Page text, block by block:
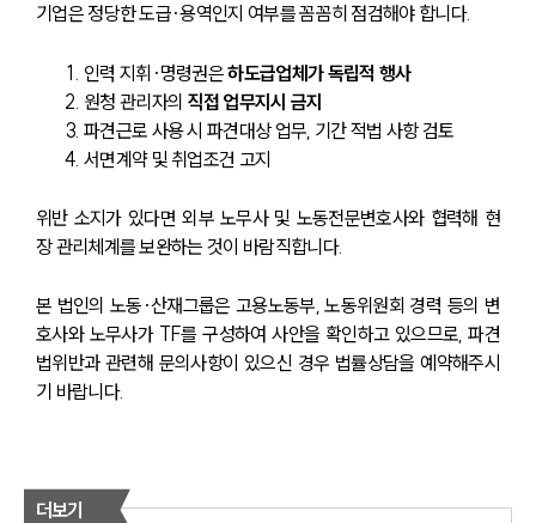
기업은 정당한 도급·용역인지 여부를 꼼꼼히 점검해야 합니다.
인력 지휘·명령권은 하도급업체가 독립적 행사
원청 관리자의 직접 업무지시 금지
파견근로 사용 시 파견대상 업무, 기간 적법 사항 검토
서면계약 및 취업조건 고지
위반 소지가 있다면 외부 노무사 및 노동전문변호사와 협력해 현
장 관리체계를 보완하는 것이 바람직합니다.
본 법인의 노동·산재그룹은 고용노동부, 노동위원회 경력 등의 변
호사와 노무사가 TF를 구성하여 사안을 확인하고 있으므로, 파견
법위반과 관련해 문의사항이 있으신 경우 법률상담을 예약해주시
기 바랍니다.
더보기